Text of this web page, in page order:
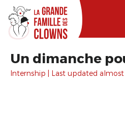
Un dimanche
Internship | Last updated almost